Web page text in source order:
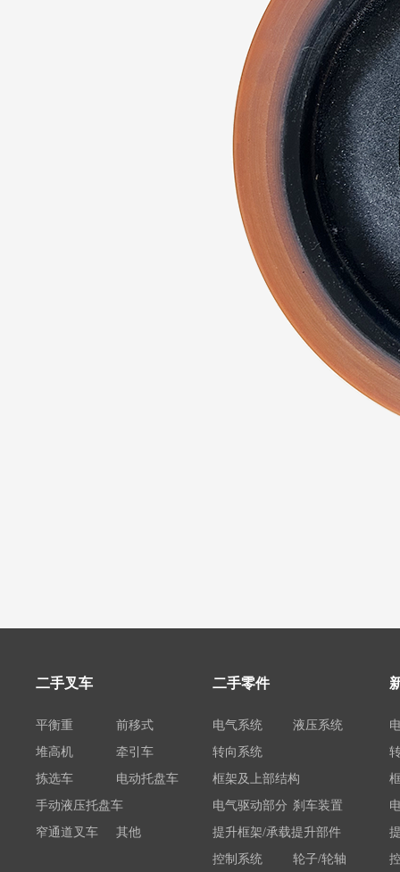
二手叉车
平衡重
前移式
堆高机
牵引车
拣选车
电动托盘车
手动液压托盘车
窄通道叉车
其他
二手零件
电气系统
液压系统
转向系统
框架及上部结构
电气驱动部分 刹车装置
提升框架/承载提升部件
控制系统
轮子/轮轴